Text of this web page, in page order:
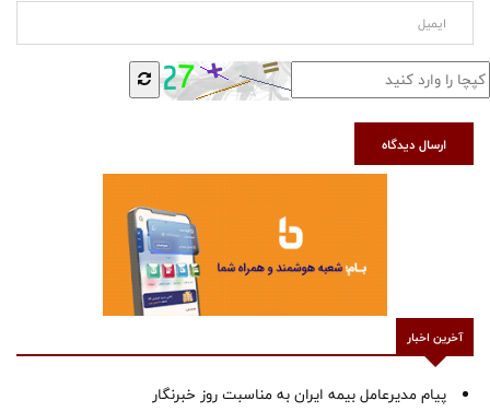
ارسال دیدگاه
آخرین اخبار
پیام مدیرعامل بیمه ایران به مناسبت روز خبرنگار